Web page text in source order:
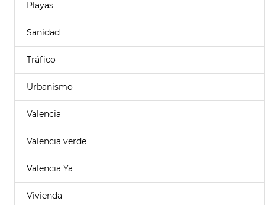
Playas
Sanidad
Tráfico
Urbanismo
Valencia
Valencia verde
Valencia Ya
Vivienda